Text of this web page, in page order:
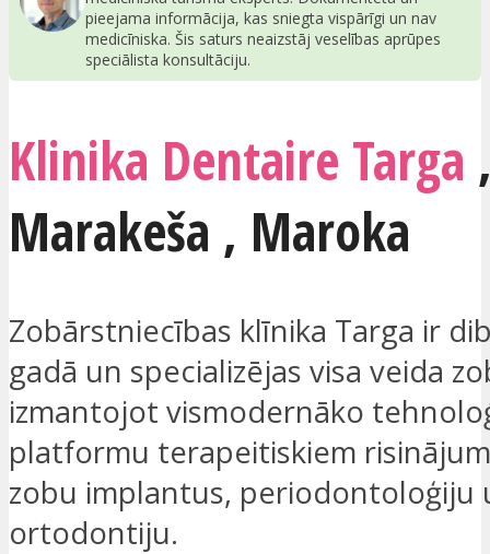
pieejama informācija, kas sniegta vispārīgi un nav
medicīniska. Šis saturs neaizstāj veselības aprūpes
speciālista konsultāciju.
Klinika Dentaire Targa
Marakeša , Maroka
Zobārstniecības klīnika Targa ir
gadā un specializējas visa veida
izmantojot vismodernāko
platformu terapeitiskiem
zobu implantus, periodontoloģiju
ortodontiju.